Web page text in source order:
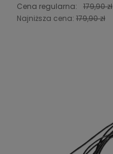
Cena regularna:
179,90 zł
Najniższa cena: 179,90 zł